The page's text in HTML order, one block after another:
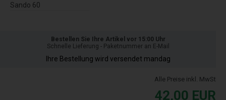
Sando 60
Bestellen Sie Ihre Artikel vor 15:00 Uhr
Schnelle Lieferung - Paketnummer an E-Mail
Ihre Bestellung wird versendet mandag
Alle Preise inkl. MwSt
42,00 EUR